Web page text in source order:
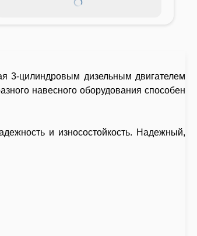
3-цилиндровым дизельным двигателем
навесного оборудования способен
и износостойкость. Надежный,